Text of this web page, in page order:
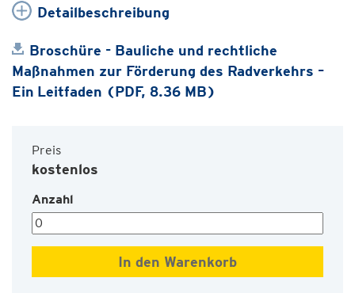
Detailbeschreibung
Broschüre - Bauliche und rechtliche
Maßnahmen zur Förderung des Radverkehrs –
Ein Leitfaden (PDF, 8.36 MB)
Preis
kostenlos
Anzahl